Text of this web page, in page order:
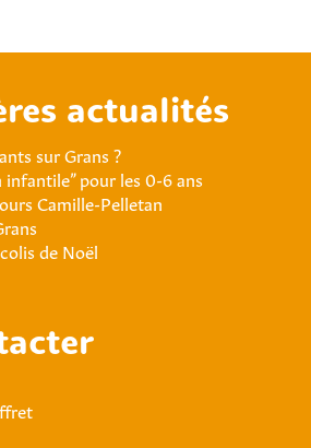
actualités
sur Grans ?
infantile” pour les 0-6 ans
Camille-Pelletan
de Noël